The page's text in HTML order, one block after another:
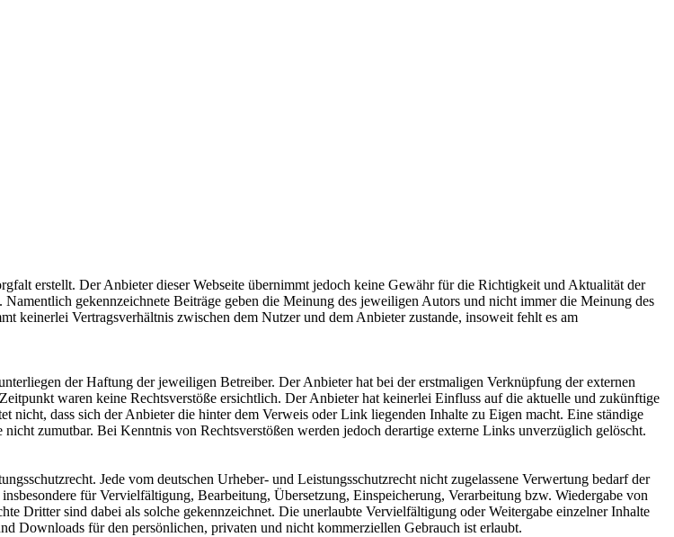
erstellt. Der Anbieter dieser Webseite übernimmt jedoch keine Gewähr für die Richtigkeit und Aktualität der
gekennzeichnete Beiträge geben die Meinung des jeweiligen Autors und nicht immer die Meinung des
Vertragsverhältnis zwischen dem Nutzer und dem Anbieter zustande, insoweit fehlt es am
der Haftung der jeweiligen Betreiber. Der Anbieter hat bei der erstmaligen Verknüpfung der externen
waren keine Rechtsverstöße ersichtlich. Der Anbieter hat keinerlei Einfluss auf die aktuelle und zukünftige
nicht, dass sich der Anbieter die hinter dem Verweis oder Link liegenden Inhalte zu Eigen macht. Eine ständige
zumutbar. Bei Kenntnis von Rechtsverstößen werden jedoch derartige externe Links unverzüglich gelöscht.
Jede vom deutschen Urheber- und Leistungsschutzrecht nicht zugelassene Verwertung bedarf der
für Vervielfältigung, Bearbeitung, Übersetzung, Einspeicherung, Verarbeitung bzw. Wiedergabe von
Dritter sind dabei als solche gekennzeichnet. Die unerlaubte Vervielfältigung oder Weitergabe einzelner Inhalte
Downloads für den persönlichen, privaten und nicht kommerziellen Gebrauch ist erlaubt.